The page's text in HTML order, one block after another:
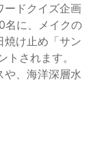
ードクイズ企画
名に、メイクの
焼け止め「サン
されます。
や、海洋深層水